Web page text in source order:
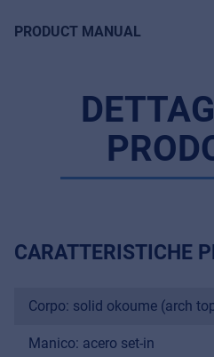
PRODUCT MANUAL
CARATTERISTICHE
Corpo: solid okoume (arch
Manico: acero set-in